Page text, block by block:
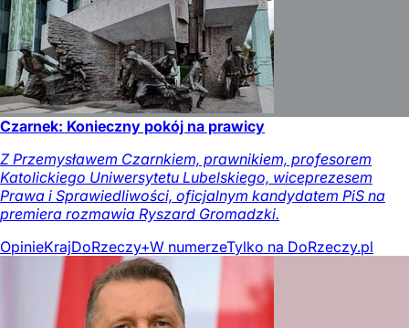
Czarnek: Konieczny pokój na prawicy
Z Przemysławem Czarnkiem, prawnikiem, profesorem
Katolickiego Uniwersytetu Lubelskiego, wiceprezesem
Prawa i Sprawiedliwości, oficjalnym kandydatem PiS na
premiera rozmawia Ryszard Gromadzki.
OpinieKrajDoRzeczy+W numerzeTylko na DoRzeczy.pl